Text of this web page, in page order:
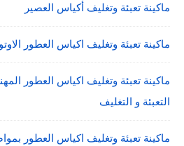
ماكينة تعبئة وتغليف أكياس العصير
ماكينة تعبئة وتغليف اكياس العطور
ماكينة تعبئة وتغليف اكياس العطور
التعبئة و التغليف
ماكينة تعبئة وتغليف اكياس العطور